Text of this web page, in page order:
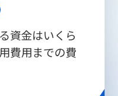
資金はいくら
費用までの費